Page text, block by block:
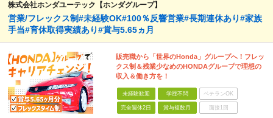
株式会社ホンダユーテック【ホンダグループ】
営業/フレックス制#未経験OK#100％反響営業#長期連休あり#家族
手当#育休取得実績あり#賞与5.65ヵ月
販売職から「世界のHonda」グループへ！フレッ
クス制＆残業少なめのHONDAグループで理想の
収入＆働き方を！
未経験歓迎 学歴不問 ベテランOK
完全週休2日 賞与複数月 面接1回